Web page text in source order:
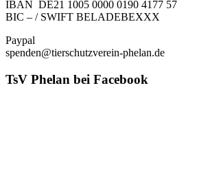
IBAN DE21 1005 0000 0190 4177 57
BIC – / SWIFT BELADEBEXXX
Paypal
spenden@tierschutzverein-phelan.de
TsV Phelan bei Facebook